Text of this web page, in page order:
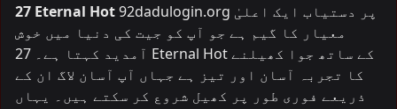
27 Eternal Hot92dadulogin.org پر دستیاب ایک اعلیٰ
معیار کا گیم ہے جو آپ کو جیت کی دنیا میں خوش
آمدید کہتا ہے۔ 27 Eternal Hot کے ساتھ جوا کھیلنے
کا تجربہ آسان اور تیز ہے جہاں آپ آسان لاگ ان کے
ذریعے فوری طور پر کھیل شروع کر سکتے ہیں۔ یہاں